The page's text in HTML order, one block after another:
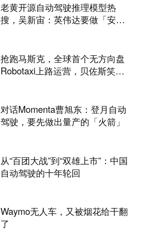
老黄开源自动驾驶推理模型热
搜，吴新宙：英伟达要做「安
抢跑马斯克，全球首个无方向盘
Robotaxi上路运营，贝佐斯笑麻
对话Momenta曹旭东：登月自动
驾驶，要先做出量产的「火箭」
从“百团大战”到“双雄上市”：中国
自动驾驶的十年轮回
Waymo无人车，又被烟花给干翻
了